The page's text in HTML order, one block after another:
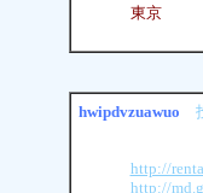
東京
hwipdvzuawuo
http://
http://